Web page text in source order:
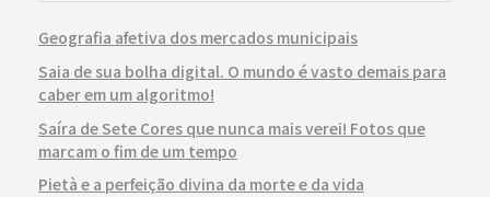
Geografia afetiva dos mercados municipais
Saia de sua bolha digital. O mundo é vasto demais para
caber em um algoritmo!
Saíra de Sete Cores que nunca mais verei! Fotos que
marcam o fim de um tempo
Pietà e a perfeição divina da morte e da vida